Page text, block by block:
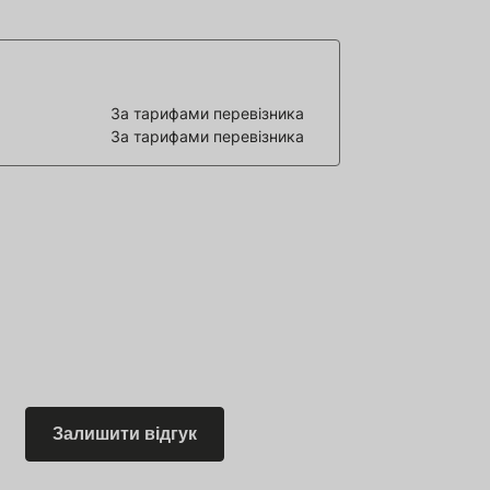
За тарифами перевізника
За тарифами перевізника
Залишити відгук